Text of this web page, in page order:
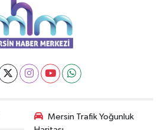
Mersin Trafik Yoğunluk